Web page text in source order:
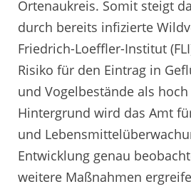
Ortenaukreis. Somit steigt
durch bereits infizierte
Friedrich-Loeffler-Institut
Risiko für den Eintrag in
und Vogelbestände als
Hintergrund wird das Amt
und
Entwicklung genau
weitere Maßnahmen